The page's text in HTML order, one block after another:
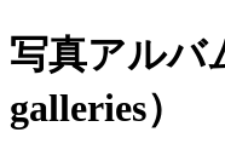
写真アルバ
galleries）